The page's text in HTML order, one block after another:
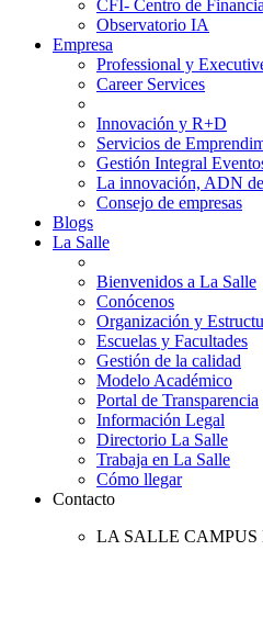
CFI- Centro de
Observatorio IA
Empresa
Professional y
Career Services
Innovación y R+D
Servicios de
Gestión Integral
La innovación, ADN
Consejo de empresas
Blogs
La Salle
Bienvenidos a La Salle
Conócenos
Organización y
Escuelas y Facultades
Gestión de la calidad
Modelo Académico
Portal de Transparencia
Información Legal
Directorio La Salle
Trabaja en La Salle
Cómo llegar
Contacto
LA SALLE CAMPUS